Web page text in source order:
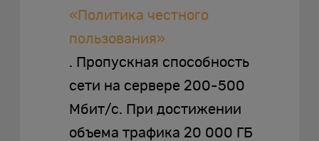
«Политика честного
пользования»
. Пропускная способность
сети на сервере 200-500
Мбит/с. При достижении
объема трафика 20 000 ГБ